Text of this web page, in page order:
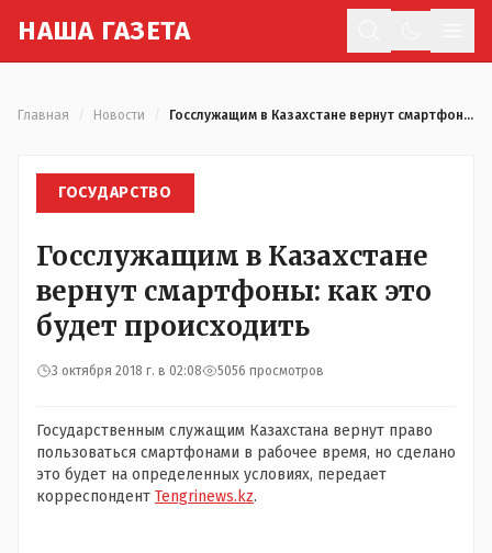
НАША ГАЗЕТА
Главная Новости Госслужащим в Казахстане вернут смартфоны: как это будет происходить
ГОСУДАРСТВО
Госслужащим в Казахстане
вернут смартфоны: как это
будет происходить
3 октября 2018 г. в 02:08 5056 просмотров
Государственным служащим Казахстана вернут право
пользоваться смартфонами в рабочее время, но сделано
это будет на определенных условиях, передает
корреспондент Tengrinews.kz.